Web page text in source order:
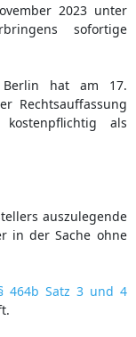
2023 unter
sofortige
Berlin hat am 17.
Rechtsauffassung
als
auszulegende
in der Sache ohne
464b Satz 3 und 4